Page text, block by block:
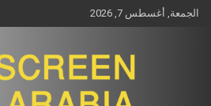
الجمعة, أغسطس 7, 2026